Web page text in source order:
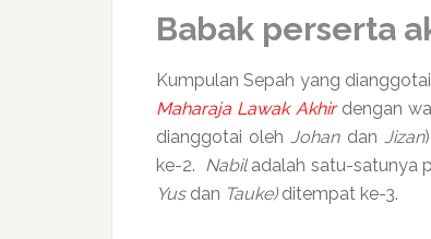
Babak perserta
Kumpulan Sepah yang
Maharaja Lawak Akhirdengan
dianggotai olehJohandan Jizan
ke-2. Nabil adalah satu-satunya
Yus dan Tauke)ditempat ke-3.